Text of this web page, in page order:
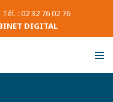
: 02 32 76 02 76
DIGITAL